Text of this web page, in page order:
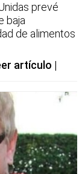
prevé
baja
de alimentos
artículo